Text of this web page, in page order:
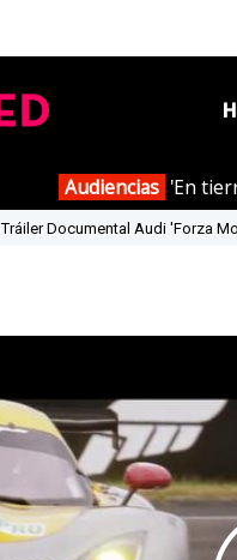
Audiencias 'En
Tráiler Documental Audi 'Forza